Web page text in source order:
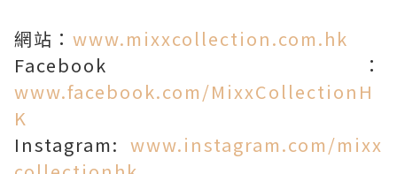
網站： www.mixxcollection.com.hk
Facebook：
www.facebook.com/MixxCollectionH
K
Instagram: www.instagram.com/mixx